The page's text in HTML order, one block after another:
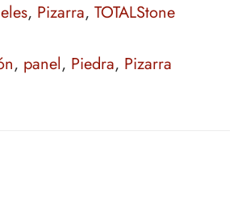
, Pizarra, TOTALStone
, panel, Piedra, Pizarra